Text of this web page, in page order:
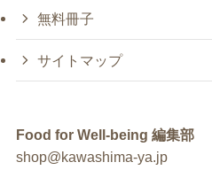
無料冊子
サイトマップ
Food for Well-being 編集部
shop@kawashima-ya.jp